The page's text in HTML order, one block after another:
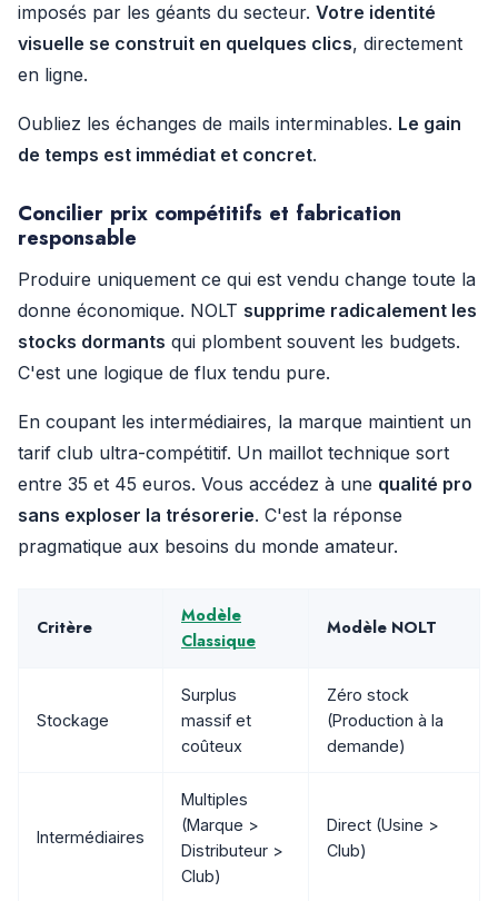
imposés par les géants du secteur. Votre identité
visuelle se construit en quelques clics, directement
en ligne.
Oubliez les échanges de mails interminables. Le gain
de temps est immédiat et concret.
Concilier prix compétitifs et fabrication
responsable
Produire uniquement ce qui est vendu change toute la
donne économique. NOLT supprime radicalement les
stocks dormants qui plombent souvent les budgets.
C'est une logique de flux tendu pure.
En coupant les intermédiaires, la marque maintient un
tarif club ultra-compétitif. Un maillot technique sort
entre 35 et 45 euros. Vous accédez à une qualité pro
sans exploser la trésorerie. C'est la réponse
pragmatique aux besoins du monde amateur.
Critère
Modèle
Classique
Modèle NOLT
Stockage
Surplus
massif et
coûteux
Zéro stock
(Production à la
demande)
Intermédiaires
Multiples
(Marque >
Distributeur >
Club)
Direct (Usine >
Club)